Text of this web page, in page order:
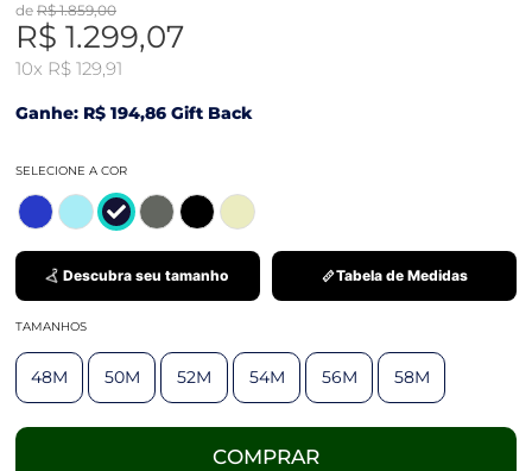
de R$ 1.859,00
R$ 1.299,07
10x R$ 129,91
Ganhe: R$ 194,86 Gift Back
SELECIONE A COR
Descubra seu tamanho Tabela de Medidas
TAMANHOS
48M 50M 52M 54M 56M 58M
COMPRAR